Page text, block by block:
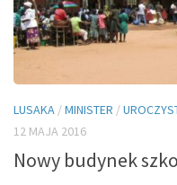
LUSAKA /MINISTER /
12 MAJA 2016
Nowy budynek